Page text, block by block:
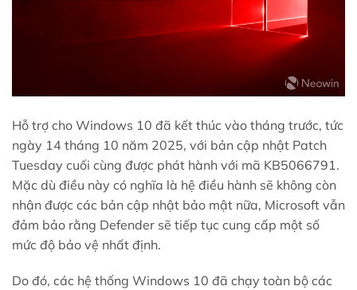
Hỗ trợ cho Windows 10 đã kết thúc vào tháng trước, tức
ngày 14 tháng 10 năm 2025, với bản cập nhật Patch
Tuesday cuối cùng được phát hành với mã KB5066791.
Mặc dù điều này có nghĩa là hệ điều hành sẽ không còn
nhận được các bản cập nhật bảo mật nữa, Microsoft vẫn
đảm bảo rằng Defender sẽ tiếp tục cung cấp một số
mức độ bảo vệ nhất định.
Do đó, các hệ thống Windows 10 đã chạy toàn bộ các